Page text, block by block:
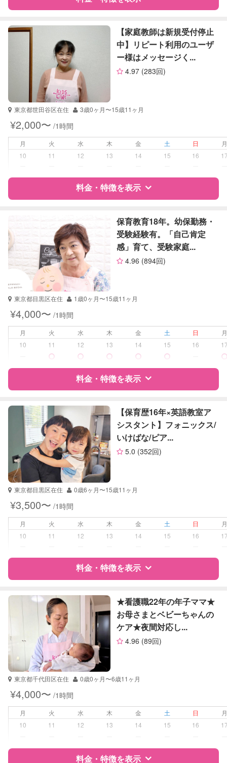
算数
特徴 料金 レビュー
サポートの特徴
学校/塾の補習・宿題
小学生
国語
算数
小論文
生物
英会話
英検
【家庭教師は新規受付停止
中】リピート利用のユーザ
ー様はメッセージく...
4.97 (283回)
東京都世田谷区在住 3歳0ヶ月〜15歳11ヶ月
¥2,000〜 /1時間
月 火 水 木 金 土 日
10
11 12 13 14 15 16
料金・特徴を表示
サポートの特徴
資格 なし
受験対策 中学受験
学校/塾の補習・宿題
対応科目
国語
算数
社会
保育教育18年。幼保勤務・
受験経験有。「自己肯定
感」育て、受験家庭...
4.96 (894回)
東京都目黒区在住 1歳0ヶ月〜15歳11ヶ月
¥4,000〜 /1時間
月 火 水 木 金 土 日
10
11 12 13 14 15 16
料金・特徴を表示
特徴 料金 レビュー
サポートの特徴
資格
企業型割引対象(旧内閣府補助対象)
自治体届出済ベビーシッター
保育士
幼稚園教諭
ビーシッター
受験対策 小学校受験
学校/塾の補習・宿題 なし
【保育歴16年×英語教室ア
シスタント】フォニックス/
いけばな/ピア...
5.0 (352回)
東京都目黒区在住 0歳6ヶ月〜15歳11ヶ月
¥3,500〜 /1時間
月 火 水 木 金 土 日
10
11 12 13 14 15 16
料金・特徴を表示
特徴 料金 レビュー
サポートの特徴
企業型割引対象(旧内閣府補助対象)
自治体届出済ベビーシッター
保育士
幼稚園教諭
受験対策 なし
英語
★看護職22年の年子ママ★
お母さまとベビーちゃんの
ケア★夜間対応し...
4.96 (89回)
東京都千代田区在住 0歳0ヶ月〜6歳11ヶ月
¥4,000〜 /1時間
月 火 水 木 金 土 日
10
11 12 13 14 15 16
料金・特徴を表示